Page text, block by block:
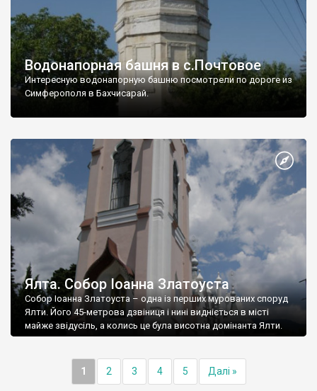
Водонапорная башня в с.Почтовое
Интересную водонапорную башню посмотрели по дороге из
Симферополя в Бахчисарай.
Ялта. Собор Іоанна Златоуста
Собор Іоанна Златоуста – одна із перших мурованих споруд
Ялти. Його 45-метрова дзвіниця і нині видніється в місті
майже звідусіль, а колись це була висотна домінанта Ялти.
1 2 3 4 5 Далі »